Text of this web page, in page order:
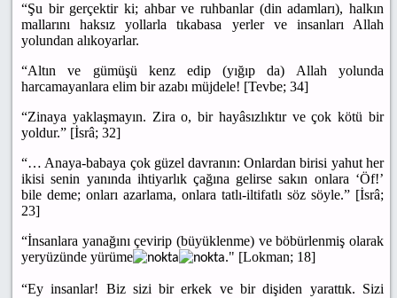
“Şu bir gerçektir ki; ahbar ve ruhbanlar (din adamları), halkın
mallarını haksız yollarla tıkabasa yerler ve insanları Allah
yolundan alıkoyarlar.
“Altın ve gümüşü kenz edip (yığıp da) Allah yolunda
harcamayanlara elim bir azabı müjdele! [Tevbe; 34]
“Zinaya yaklaşmayın. Zira o, bir hayâsızlıktır ve çok kötü bir
yoldur.” [İsrâ; 32]
“… Anaya-babaya çok güzel davranın: Onlardan birisi yahut her
ikisi senin yanında ihtiyarlık çağına gelirse sakın onlara ‘Öf!’
bile deme; onları azarlama, onlara tatlı-iltifatlı söz söyle.” [İsrâ;
23]
“İnsanlara yanağını çevirip (büyüklenme) ve böbürlenmiş olarak
yeryüzünde yürüme
." [Lokman; 18]
“Ey insanlar! Biz sizi bir erkek ve bir dişiden yarattık. Sizi